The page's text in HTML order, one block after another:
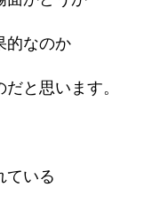
的なのか
と思います。
ている